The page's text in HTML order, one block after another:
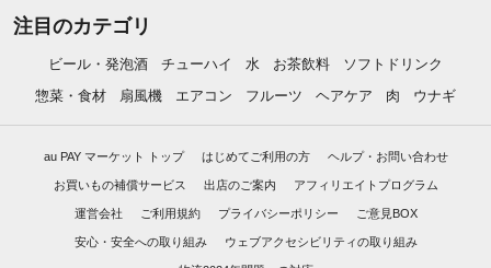
注目のカテゴリ
ビール・発泡酒 チューハイ 水 お茶飲料
ソフトドリンク
惣菜・食材
扇風機 エアコン フルーツ ヘアケア 肉 ウナギ
au PAY マーケット トップ はじめてご利用の方 ヘルプ・お問い合わせ
お買いもの補償サービス 出店のご案内 アフィリエイトプログラム
運営会社 ご利用規約 プライバシーポリシー ご意見BOX
安心・安全への取り組み ウェブアクセシビリティの取り組み